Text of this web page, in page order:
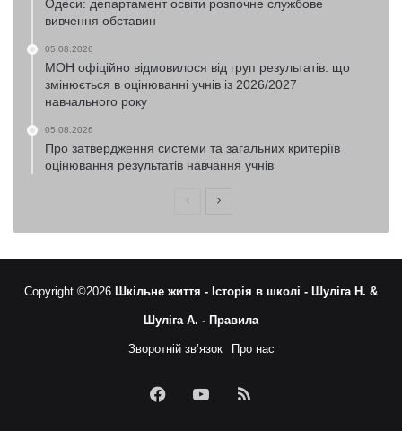
Одеси: департамент освіти розпочне службове
вивчення обставин
05.08.2026
МОН офіційно відмовилося від груп результатів: що
змінюється в оцінюванні учнів із 2026/2027
навчального року
05.08.2026
Про затвердження системи та загальних критеріїв
оцінювання результатів навчання учнів
ПопередняНаступна
Copyright ©2026 Шкільне життя - Історія в школі - Шуліга Н. &
Шуліга А. - Правила
Зворотній зв’язок Про нас
FacebookYouTubeRSS